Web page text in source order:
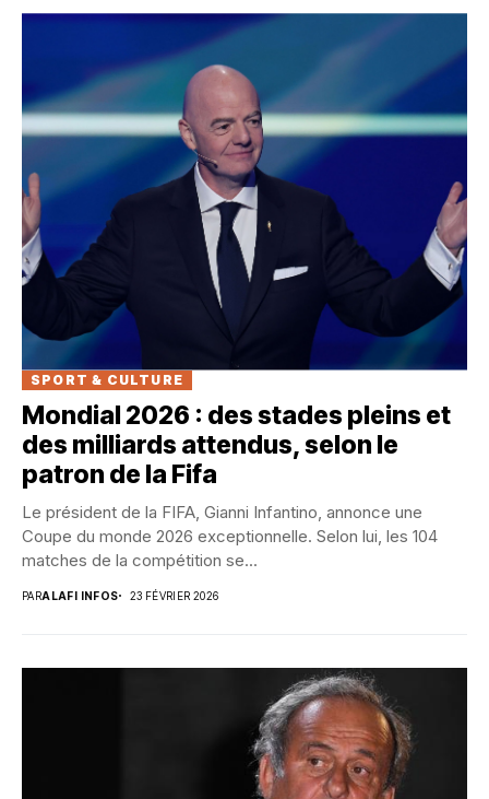
SPORT & CULTURE
Mondial 2026 : des stades pleins et
des milliards attendus, selon le
patron de la Fifa
Le président de la FIFA, Gianni Infantino, annonce une
Coupe du monde 2026 exceptionnelle. Selon lui, les 104
matches de la compétition se...
PARALAFI INFOS 23 FÉVRIER 2026